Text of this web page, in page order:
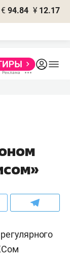
€ 94.84 ¥ 12.17